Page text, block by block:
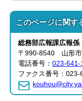
このページに関す
総務部広報課広報係
〒990-8540 山形市
電話番号：023-641-
ファクス番号：